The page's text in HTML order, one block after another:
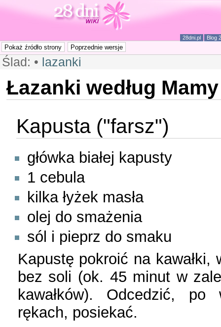
28dni.pl Blog
Ślad: • lazanki
Łazanki według
Kapusta ("farsz")
główka białej kapusty
1 cebula
kilka łyżek masła
olej do smażenia
sól i pieprz do smaku
Kapustę pokroić na kawałki,
bez soli (ok. 45 minut w
kawałków). Odcedzić, po
rękach, posiekać.